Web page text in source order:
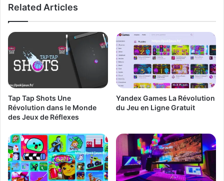
Related Articles
Tap Tap Shots Une
Révolution dans le Monde
des Jeux de Réflexes
Yandex Games La Révolution
du Jeu en Ligne Gratuit